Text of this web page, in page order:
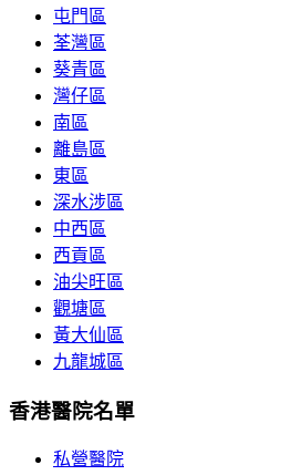
屯門區
荃灣區
葵青區
灣仔區
南區
離島區
東區
深水涉區
中西區
西貢區
油尖旺區
觀塘區
黃大仙區
九龍城區
香港醫院名單
私營醫院